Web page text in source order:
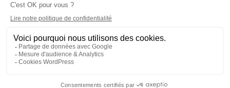
Contactez-nous-Mentions légales-CGV-Politique de
confidentialité-Gestion des cookies